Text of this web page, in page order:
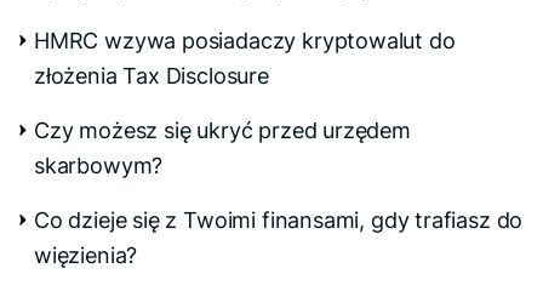
HMRC wzywa posiadaczy kryptowalut do
złożenia Tax Disclosure
Czy możesz się ukryć przed urzędem
skarbowym?
Co dzieje się z Twoimi finansami, gdy trafiasz do
więzienia?